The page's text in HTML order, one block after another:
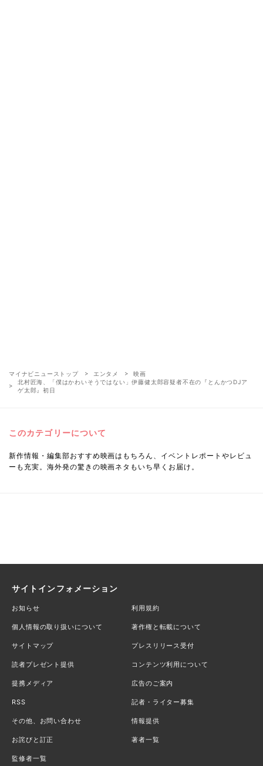
マイナビニューストップ エンタメ
映画
北村匠海、「僕はかわいそうではない」伊藤健太郎容疑者不在の『とんかつDJア
ゲ太郎』初日
このカテゴリーについて
新作情報・編集部おすすめ映画はもちろん、イベントレポートやレビュ
ーも充実。海外発の驚きの映画ネタもいち早くお届け。
サイトインフォメーション
お知らせ 利用規約
個人情報の取り扱いについて 著作権と転載について
サイトマップ プレスリリース受付
読者プレゼント提供 コンテンツ利用について
提携メディア 広告のご案内
RSS 記者・ライター募集
その他、お問い合わせ 情報提供
お詫びと訂正 著者一覧
監修者一覧